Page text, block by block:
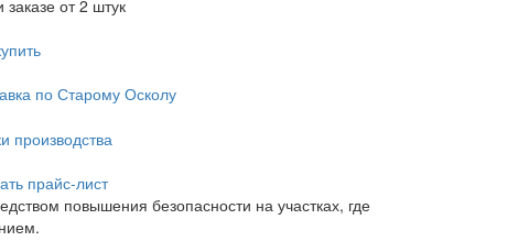
заказе от 2 штук
по Старому Осколу
производства
прайс-лист
повышения безопасности на участках, где